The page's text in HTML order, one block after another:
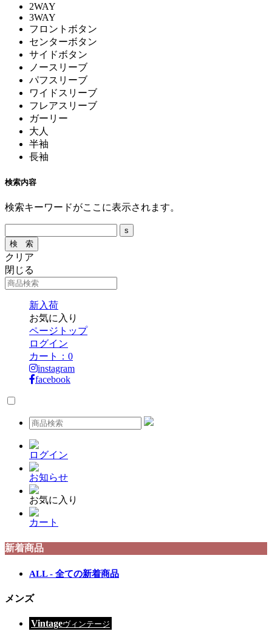
2WAY
3WAY
フロントボタン
センターボタン
サイドボタン
ノースリーブ
パフスリーブ
ワイドスリーブ
フレアスリーブ
ガーリー
大人
半袖
長袖
検索内容
検索キーワードがここに表示されます。
クリア
閉じる
新入荷
お気に入り
ページトップ
ログイン
カート： 0
instagram
facebook
ログイン
お知らせ
お気に入り
カート
新着商品
ALL - 全ての新着商品
メンズ
Vintageヴィンテージ